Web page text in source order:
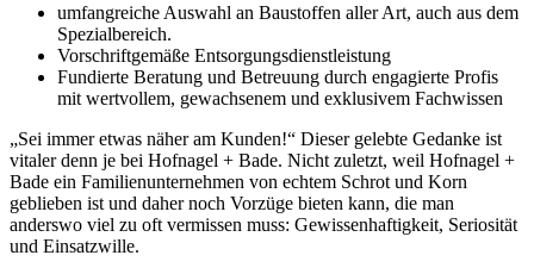
umfangreiche Auswahl an Baustoffen aller Art, auch aus dem
Spezialbereich.
Vorschriftgemäße Entsorgungsdienstleistung
Fundierte Beratung und Betreuung durch engagierte Profis
mit wertvollem, gewachsenem und exklusivem Fachwissen
„Sei immer etwas näher am Kunden!“ Dieser gelebte Gedanke ist
vitaler denn je bei Hofnagel + Bade. Nicht zuletzt, weil Hofnagel +
Bade ein Familienunternehmen von echtem Schrot und Korn
geblieben ist und daher noch Vorzüge bieten kann, die man
anderswo viel zu oft vermissen muss: Gewissenhaftigkeit, Seriosität
und Einsatzwille.